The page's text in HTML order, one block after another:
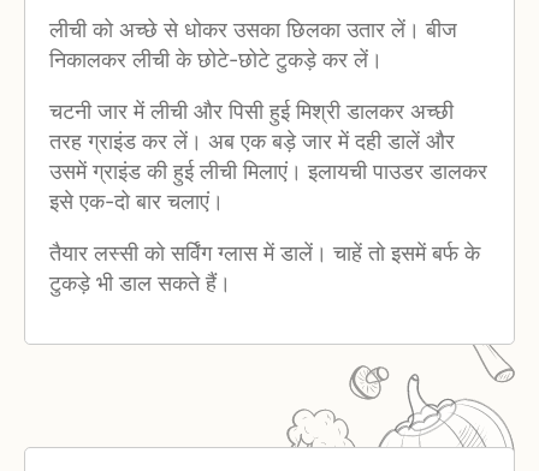
लीची को अच्छे से धोकर उसका छिलका उतार लें। बीज
निकालकर लीची के छोटे-छोटे टुकड़े कर लें।
चटनी जार में लीची और पिसी हुई मिश्री डालकर अच्छी
तरह ग्राइंड कर लें। अब एक बड़े जार में दही डालें और
उसमें ग्राइंड की हुई लीची मिलाएं। इलायची पाउडर डालकर
इसे एक-दो बार चलाएं।
तैयार लस्सी को सर्विंग ग्लास में डालें। चाहें तो इसमें बर्फ के
टुकड़े भी डाल सकते हैं।